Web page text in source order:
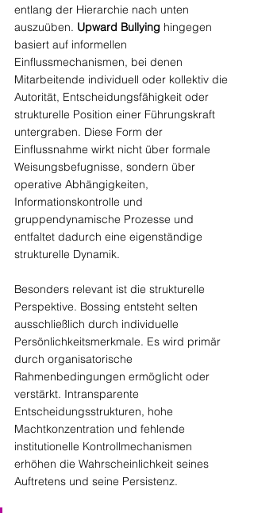
entlang der Hierarchie nach unten
auszuüben. Upward Bullying hingegen
basiert auf informellen
Einflussmechanismen, bei denen
Mitarbeitende individuell oder kollektiv die
Autorität, Entscheidungsfähigkeit oder
strukturelle Position einer Führungskraft
untergraben. Diese Form der
Einflussnahme wirkt nicht über formale
Weisungsbefugnisse, sondern über
operative Abhängigkeiten,
Informationskontrolle und
gruppendynamische Prozesse und
entfaltet dadurch eine eigenständige
strukturelle Dynamik.
Besonders relevant ist die strukturelle
Perspektive. Bossing entsteht selten
ausschließlich durch individuelle
Persönlichkeitsmerkmale. Es wird primär
durch organisatorische
Rahmenbedingungen ermöglicht oder
verstärkt. Intransparente
Entscheidungsstrukturen, hohe
Machtkonzentration und fehlende
institutionelle Kontrollmechanismen
erhöhen die Wahrscheinlichkeit seines
Auftretens und seine Persistenz.